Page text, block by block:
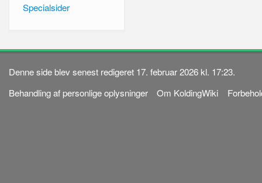
Specialsider
Denne side blev senest redigeret 17. februar 2026 kl. 17:23.
Behandling af personlige oplysninger
Om KoldingWiki